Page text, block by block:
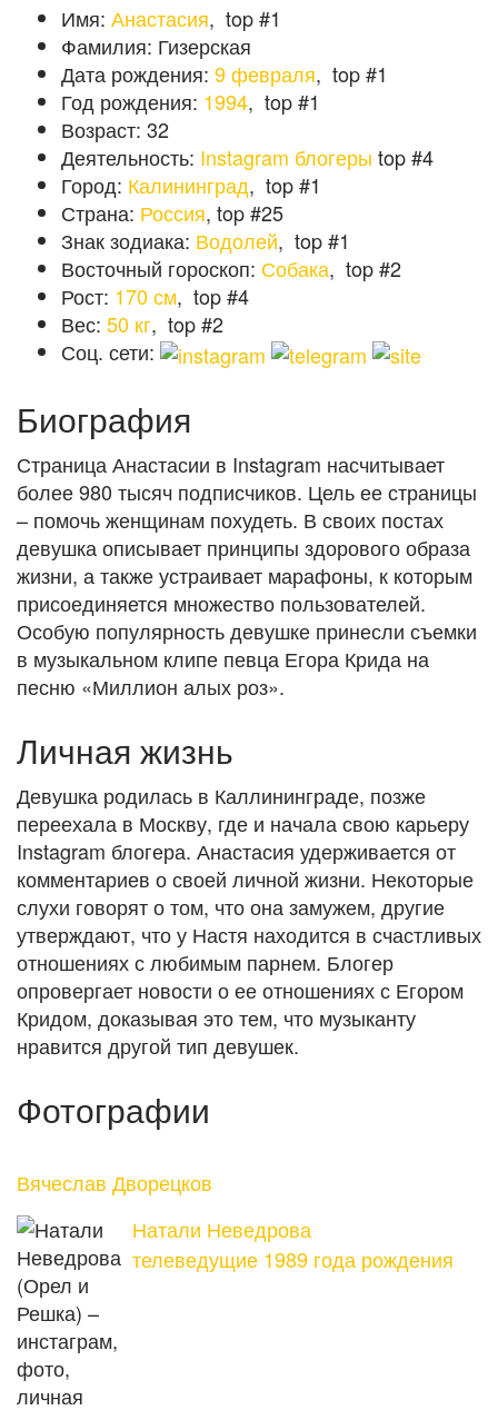
Имя: Анастасия, top #1
Фамилия: Гизерская
Дата рождения: 9 февраля, top #1
Год рождения: 1994, top #1
Возраст: 32
Деятельность: Instagram блогеры top #4
Город: Калининград, top #1
Страна: Россия, top #25
Знак зодиака: Водолей, top #1
Восточный гороскоп: Собака, top #2
Рост: 170 см, top #4
Вес: 50 кг, top #2
Соц. сети:
Биография
Страница Анастасии в Instagram насчитывает
более 980 тысяч подписчиков. Цель ее страницы
– помочь женщинам похудеть. В своих постах
девушка описывает принципы здорового образа
жизни, а также устраивает марафоны, к которым
присоединяется множество пользователей.
Особую популярность девушке принесли съемки
в музыкальном клипе певца Егора Крида на
песню «Миллион алых роз».
Личная жизнь
Девушка родилась в Каллининграде, позже
переехала в Москву, где и начала свою карьеру
Instagram блогера. Анастасия удерживается от
комментариев о своей личной жизни. Некоторые
слухи говорят о том, что она замужем, другие
утверждают, что у Настя находится в счастливых
отношениях с любимым парнем. Блогер
опровергает новости о ее отношениях с Егором
Кридом, доказывая это тем, что музыканту
нравится другой тип девушек.
Фотографии
Вячеслав Дворецков
Натали Неведрова
телеведущие 1989 года рождения